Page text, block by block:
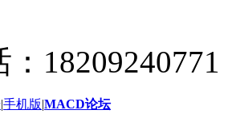
：
|手机版|MACD论坛